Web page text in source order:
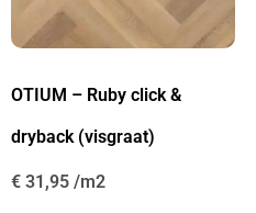
OTIUM – Ruby click &
dryback (visgraat)
€ 31,95